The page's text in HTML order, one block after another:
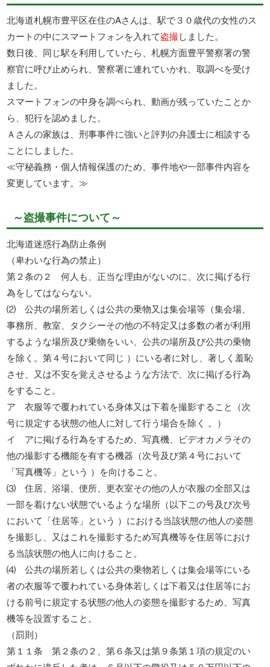
北海道札幌市豊平区在住のAさんは、駅で３０歳代の女性のス
カートの中にスマートフォンを入れて盗撮しました。
数日後、同じ駅を利用していたら、札幌方面豊平警察署の警
察官に呼び止められ、警察署に連れていかれ、取調べを受け
ました。
スマートフォンの中身を調べられ、動画が残っていたことか
ら、犯行を認めました。
Ａさんの家族は、刑事事件に強いと評判の弁護士に相談する
ことにしました。
≪守秘義務・個人情報保護のため、事件地や一部事件内容を
変更しています。≫
～盗撮事件について～
北海道迷惑行為防止条例
（卑わいな行為の禁止）
第２条の２ 何人も、正当な理由がないのに、次に掲げる行
為をしてはならない。
⑵ 公共の場所若しくは公共の乗物又は集会場等（集会場、
事務所、教室、タクシーその他の不特定又は多数の者が利用
するような場所及び乗物をいい、公共の場所及び公共の乗物
を除く。第４号において同じ ）にいる者に対し、著しく羞恥
させ、又は不安を覚えさせるような方法で、次に掲げる行為
をすること。
ア 衣服等で覆われている身体又は下着を撮影すること（次
号に規定する状態の他人に対して行う場合を除く 。）
イ アに掲げる行為をするため、写真機、ビデオカメラその
他の撮影する機能を有する機器（次号及び第４号において
「写真機等」という ）を向けること。
⑶ 住居、浴場、便所、更衣室その他の人が衣服の全部又は
一部を着けない状態でいるような場所（以下この号及び次号
において「住居等」という ）における当該状態の他人の姿態
を撮影し、又はこれを撮影するため写真機等を住居等におけ
る当該状態の他人に向けること。
⑷ 公共の場所若しくは公共の乗物若しくは集会場等にいる
者の衣服等で覆われている身体若しくは下着又は住居等にお
ける前号に規定する状態の他人の姿態を撮影するため、写真
機等を設置すること。
（罰則）
第１１条 第２条の２、第６条又は第９条第１項の規定のい